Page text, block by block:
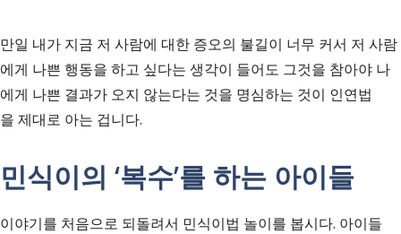
만일 내가 지금 저 사람에 대한 증오의 불길이 너무 커서 저 사람
에게 나쁜 행동을 하고 싶다는 생각이 들어도 그것을 참아야 나
에게 나쁜 결과가 오지 않는다는 것을 명심하는 것이 인연법
을 제대로 아는 겁니다.
민식이의 ‘복수’를 하는 아이들
이야기를 처음으로 되돌려서 민식이법 놀이를 봅시다. 아이들